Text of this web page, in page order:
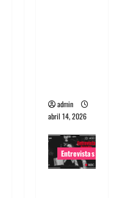
admin
abril 14, 2026
Entrevistas